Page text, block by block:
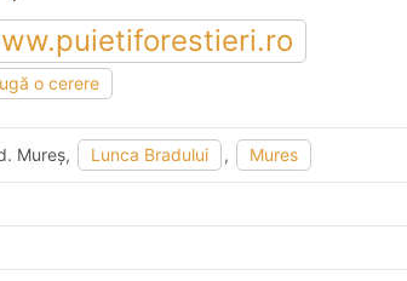
o cerere
Mureş, Lunca Bradului , Mures